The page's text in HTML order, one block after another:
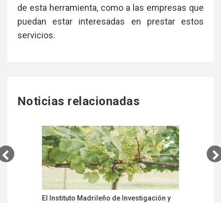
de esta herramienta, como a las empresas que
puedan estar interesadas en prestar estos
servicios.
Noticias relacionadas
El Instituto Madrileño de Investigación y